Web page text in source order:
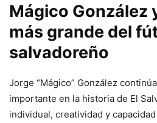
Mágico González
más grande del
salvadoreño
Jorge “Mágico” González
importante en la historia de El
individual, creatividad y